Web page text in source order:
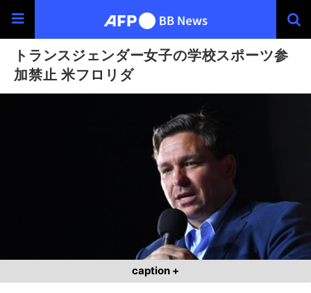
トランスジェンダー女子の学校スポーツ参
加禁止 米フロリダ
caption +